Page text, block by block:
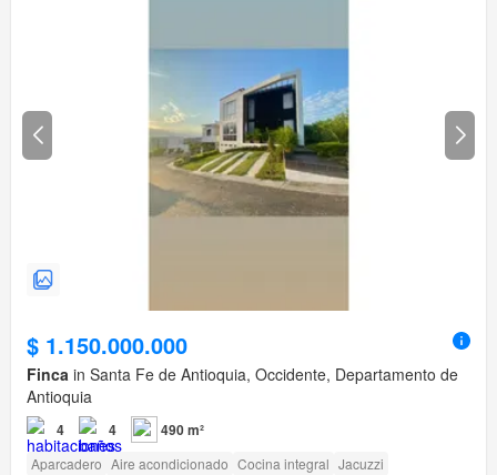
$ 1.150.000.000
Finca in Santa Fe de Antioquia, Occidente, Departamento de
Antioquia
4 4 490 m²
Aparcadero Aire acondicionado Cocina integral Jacuzzi